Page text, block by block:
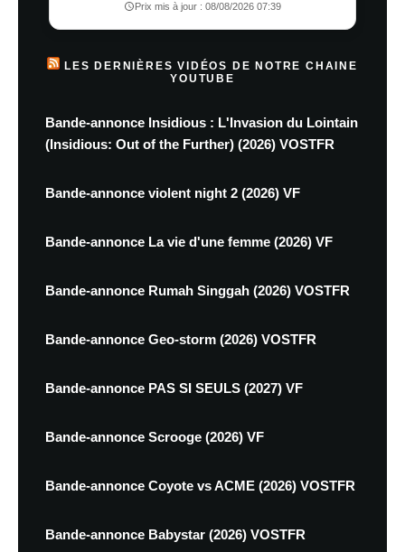
Prix mis à jour : 08/08/2026 07:39
LES DERNIÈRES VIDÉOS DE NOTRE CHAINE
YOUTUBE
Bande-annonce Insidious : L'Invasion du Lointain
(Insidious: Out of the Further) (2026) VOSTFR
Bande-annonce violent night 2 (2026) VF
Bande-annonce La vie d'une femme (2026) VF
Bande-annonce Rumah Singgah (2026) VOSTFR
Bande-annonce Geo-storm (2026) VOSTFR
Bande-annonce PAS SI SEULS (2027) VF
Bande-annonce Scrooge (2026) VF
Bande-annonce Coyote vs ACME (2026) VOSTFR
Bande-annonce Babystar (2026) VOSTFR